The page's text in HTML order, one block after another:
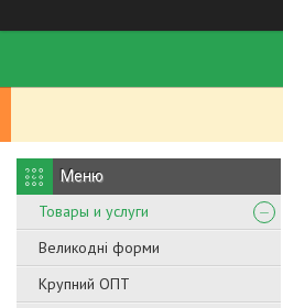
Товары и услуги
Великодні форми
Крупний ОПТ